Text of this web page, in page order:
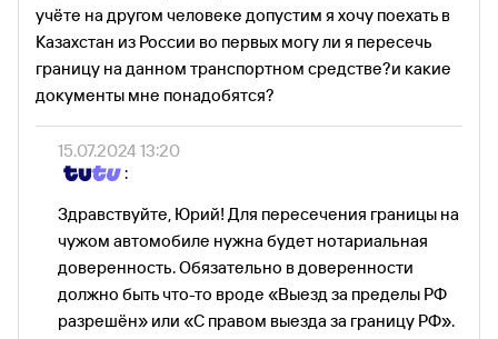
учёте на другом человеке допустим я хочу поехать в
Казахстан из России во первых могу ли я пересечь
границу на данном транспортном средстве?и какие
документы мне понадобятся?
15.07.2024 13:20
:
Здравствуйте, Юрий! Для пересечения границы на
чужом автомобиле нужна будет нотариальная
доверенность. Обязательно в доверенности
должно быть что-то вроде «Выезд за пределы РФ
разрешён» или «С правом выезда за границу РФ».